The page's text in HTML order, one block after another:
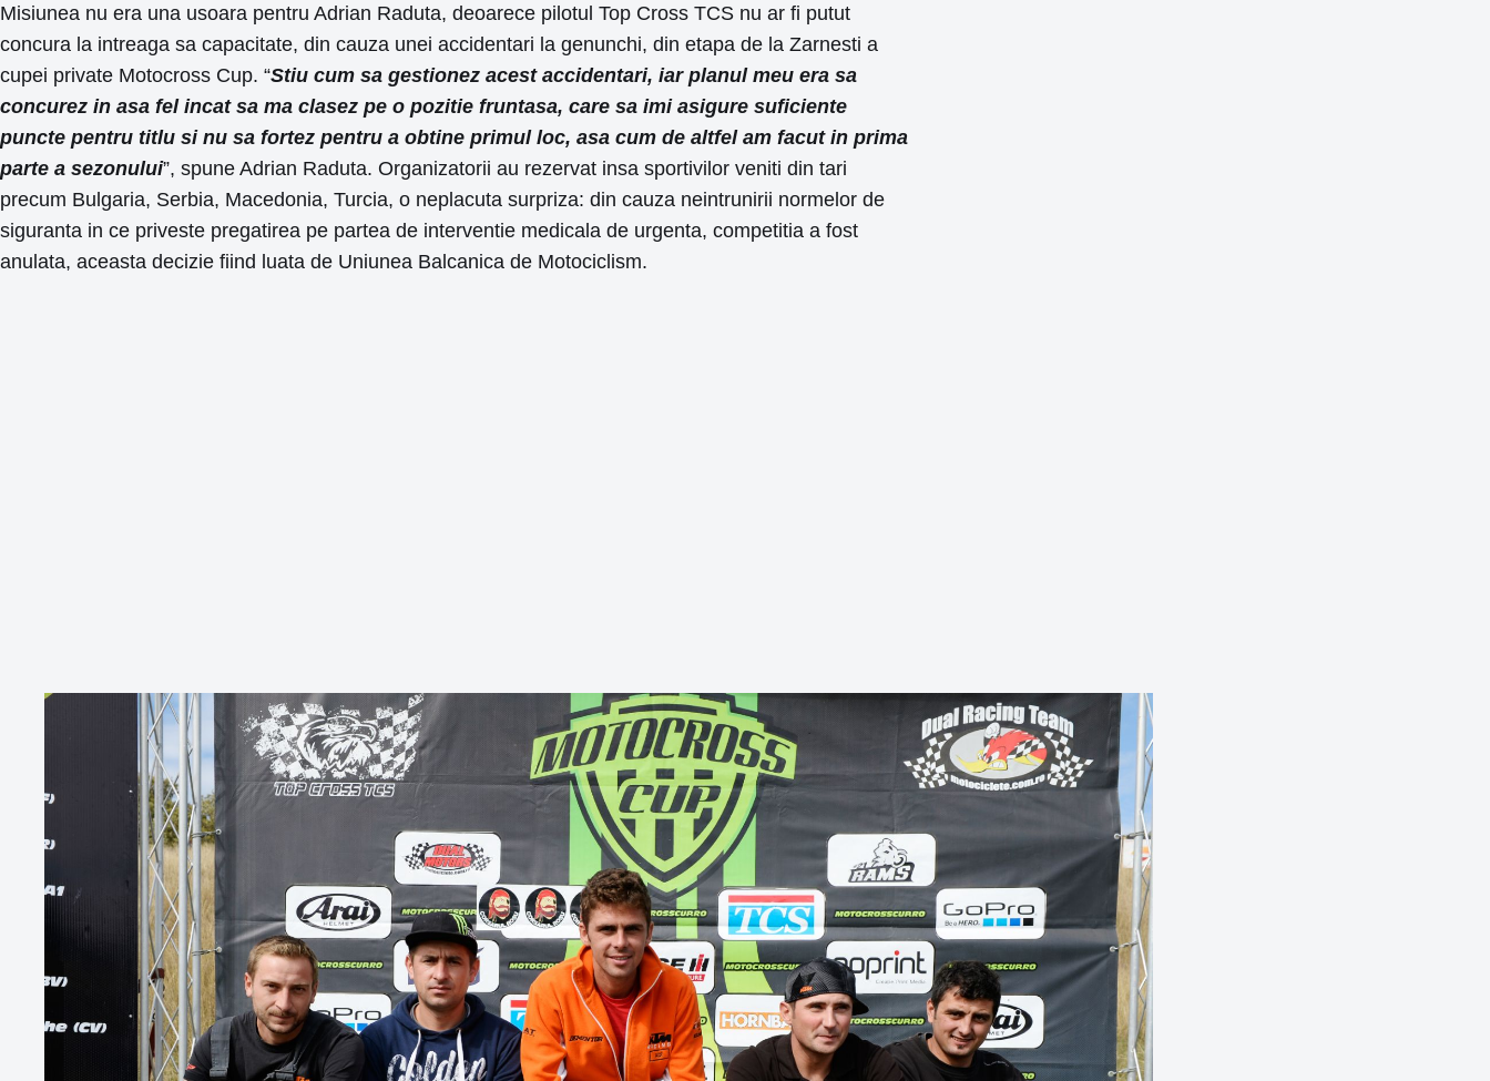
Misiunea nu era una usoara pentru Adrian Raduta, deoarece pilotul Top Cross TCS nu ar fi putut
concura la intreaga sa capacitate, din cauza unei accidentari la genunchi, din etapa de la Zarnesti a
cupei private Motocross Cup. “Stiu cum sa gestionez acest accidentari, iar planul meu era sa
concurez in asa fel incat sa ma clasez pe o pozitie fruntasa, care sa imi asigure suficiente
puncte pentru titlu si nu sa fortez pentru a obtine primul loc, asa cum de altfel am facut in prima
parte a sezonului”, spune Adrian Raduta. Organizatorii au rezervat insa sportivilor veniti din tari
precum Bulgaria, Serbia, Macedonia, Turcia, o neplacuta surpriza: din cauza neintrunirii normelor de
siguranta in ce priveste pregatirea pe partea de interventie medicala de urgenta, competitia a fost
anulata, aceasta decizie fiind luata de Uniunea Balcanica de Motociclism.